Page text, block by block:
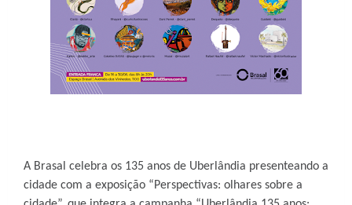
A Brasal celebra os 135 anos de Uberlândia presenteando a
cidade com a exposição “Perspectivas: olhares sobre a